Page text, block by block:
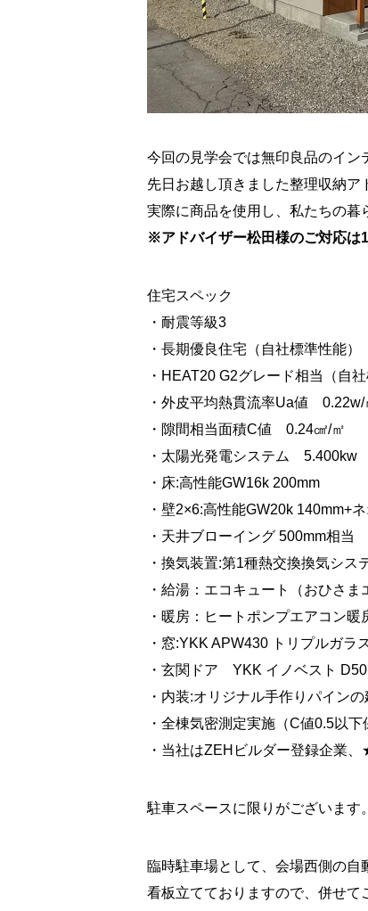
今回の見学会では無印良品のイン
先日お越し頂きました整理収納ア
実際に商品を使用し、私たちの暮
※アドバイザー松田様のご対応は
住宅スペック
・耐震等級3
・長期優良住宅（自社標準性能）
・HEAT20 G2グレード相当（自社
・外皮平均熱貫流率Ua値 0.22w/
・隙間相当面積C値 0.24㎠/㎡
・太陽光発電システム 5.400kw
・床:高性能GW16k 200mm
・壁2×6:高性能GW20k 140mm+
・天井ブローイング 500mm相当
・換気装置:第1種熱交換換気シス
・給湯：エコキュート（おひさま
・暖房：ヒートポンプエアコン暖
・窓:YKK APW430 トリプルガラ
・玄関ドア YKK イノベスト D50
・内装:オリジナル手作りパインの
・全棟気密測定実施（C値0.5以下
・当社はZEHビルダー登録企業
駐車スペースに限りがございます
臨時駐車場として、会場西側の自
看板立てておりますので、併せて